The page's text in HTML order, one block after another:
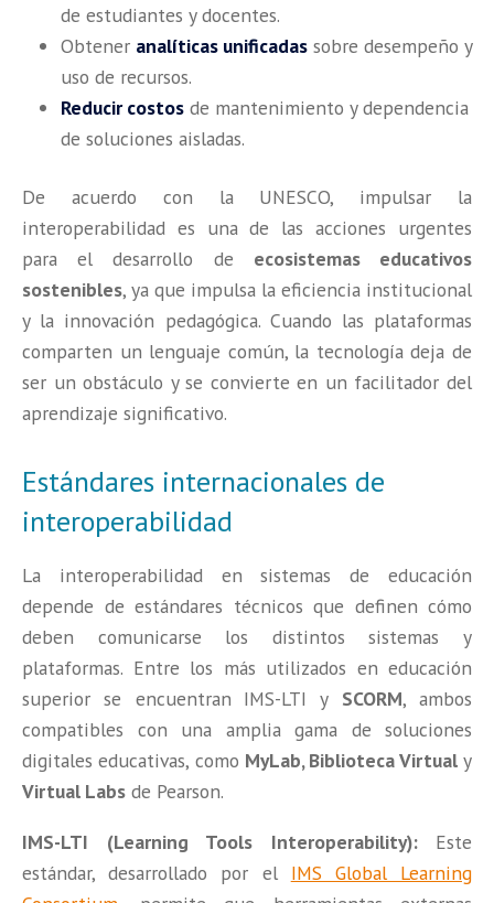
de estudiantes y docentes.
Obtener analíticas unificadas sobre desempeño y
uso de recursos.
Reducir costos de mantenimiento y dependencia
de soluciones aisladas.
De acuerdo con la UNESCO, impulsar la
interoperabilidad es una de las acciones urgentes
para el desarrollo de ecosistemas educativos
sostenibles, ya que impulsa la eficiencia institucional
y la innovación pedagógica. Cuando las plataformas
comparten un lenguaje común, la tecnología deja de
ser un obstáculo y se convierte en un facilitador del
aprendizaje significativo.
Estándares internacionales de
interoperabilidad
La interoperabilidad en sistemas de educación
depende de estándares técnicos que definen cómo
deben comunicarse los distintos sistemas y
plataformas. Entre los más utilizados en educación
superior se encuentran IMS-LTI y SCORM, ambos
compatibles con una amplia gama de soluciones
digitales educativas, como MyLab, Biblioteca Virtualy
Virtual Labs de Pearson.
IMS-LTI (Learning Tools Interoperability):
Este
estándar, desarrollado por el IMS Global Learning